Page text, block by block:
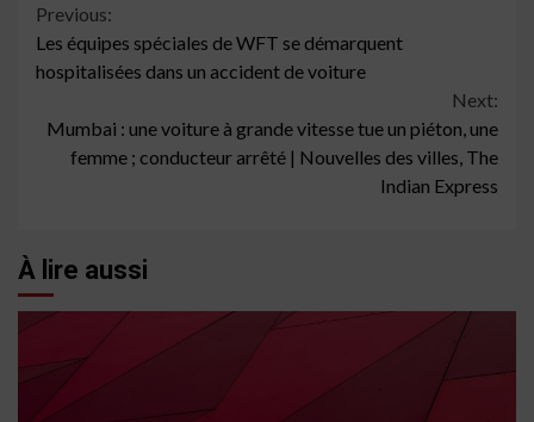
Continue
Reading
Previous:
Les équipes spéciales de WFT se démarquent
hospitalisées dans un accident de voiture
Next:
Mumbai : une voiture à grande vitesse tue un piéton, une
femme ; conducteur arrêté | Nouvelles des villes, The
Indian Express
À lire aussi